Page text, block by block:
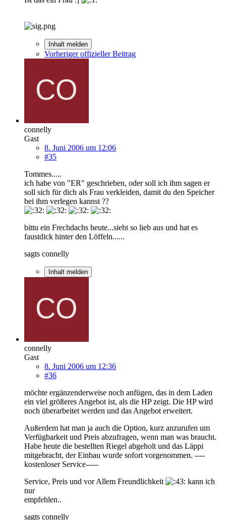
Inhalt melden
Vorheriger offizieller Beitrag
connelly
Gast
8. Juni 2006 um 12:06
#35
Tommes.....
ich habe von "ER" geschrieben, oder soll ich ihm sagen er
soll sich für dich als Frau verkleiden, damit du den Speicher
bei ihm verlegen kannst ??
bittu ein Frechdachs heute...sieht so lieb aus und hat es
faustdick hinter den Löffeln......
sagts connelly
Inhalt melden
connelly
Gast
8. Juni 2006 um 12:36
#36
möchte ergänzenderweise noch anfügen, das in dem Laden
ein viel größeres Angebot ist, als die HP zeigt. Die HP wird
noch überarbeitet werden und das Angebot erweitert.
Außerdem hat man ja auch die Option, kurz anzurufen um
Verfügbarkeit und Preis abzufragen, wenn man was braucht.
Habe heute die bestellten Riegel abgeholt und das Läppi
mitgebracht, der Einbau wurde sofort vorgenommen. ----
kostenloser Service-----
Service, Preis und vor Allem Freundlichkeit
kann ich
nur
empfehlen..
sagts connelly